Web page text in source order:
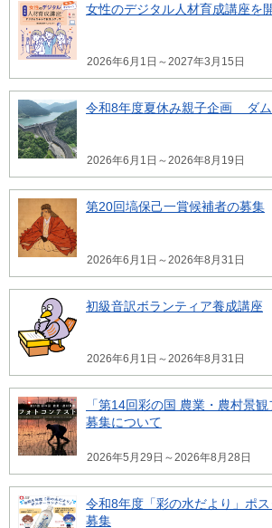
女性のデジタル人材育成講座を
2026年6月1日～2027年3月15日
令和8年度夏休み親子企画 ダム
2026年6月1日～2026年8月19日
第20回塙保己一賞候補者の募集
2026年6月1日～2026年8月31日
初級音訳ボランティア養成講座
2026年6月1日～2026年8月31日
「第14回彩の国 農業・農村景観
募集について
2026年5月29日～2026年8月28日
令和8年度「彩の水だより」ポ
募集